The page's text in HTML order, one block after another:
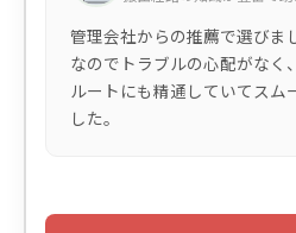
管理会社からの推薦で選びま
なのでトラブルの心配がなく
ルートにも精通していてスム
した。